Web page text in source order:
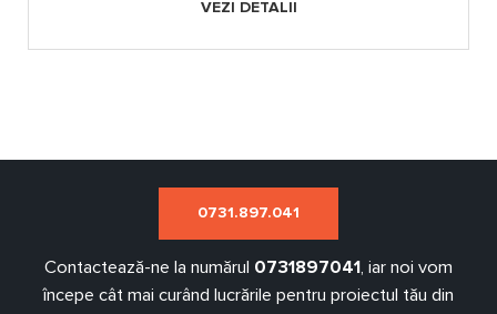
VEZI DETALII
0731.897.041
Contactează-ne la numărul 0731897041
, iar noi vom
începe cât mai curând lucrările pentru proiectul tău din